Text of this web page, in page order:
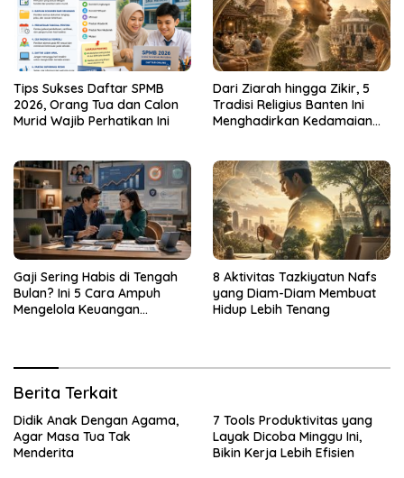
Tips Sukses Daftar SPMB
2026, Orang Tua dan Calon
Murid Wajib Perhatikan Ini
Dari Ziarah hingga Zikir, 5
Tradisi Religius Banten Ini
Menghadirkan Kedamaian
Gaji Sering Habis di Tengah
Bulan? Ini 5 Cara Ampuh
Mengelola Keuangan
8 Aktivitas Tazkiyatun Nafs
yang Diam-Diam Membuat
Hidup Lebih Tenang
Berita Terkait
Didik Anak Dengan Agama,
Agar Masa Tua Tak
Menderita
7 Tools Produktivitas yang
Layak Dicoba Minggu Ini,
Bikin Kerja Lebih Efisien